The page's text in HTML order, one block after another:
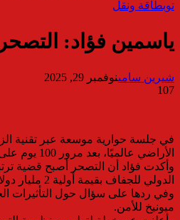
توبطاقة ونقل
ياسمين فؤاد:
شيرين سامىنوفمبر 29, 2025
107
في جلسة حوارية موسعة عبر تقنية
الأراضي عالميًا، بعد مرور 100 يوم على توليها منصبها الأممي.
الدولي للجفاف بقيمة أولية 2 مليار دولار، وإشراك القطاع الخاص للمرة الأولى في إعادة تأهيل الأراضي.
وفي ردها على سؤال حول التأثيرات
ميونيخ للأمن.